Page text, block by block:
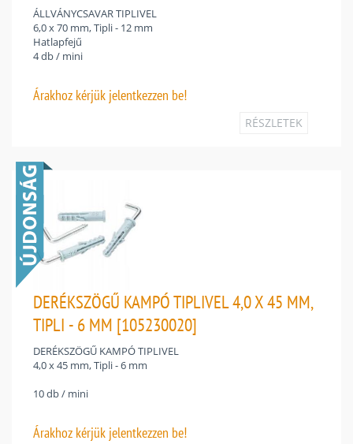
ÁLLVÁNYCSAVAR TIPLIVEL
6,0 x 70 mm, Tipli - 12 mm
Hatlapfejű
4 db / mini
Árakhoz kérjük jelentkezzen be!
RÉSZLETEK
DERÉKSZÖGŰ KAMPÓ TIPLIVEL 4,0 X 45 MM,
TIPLI - 6 MM [105230020]
DERÉKSZÖGŰ KAMPÓ TIPLIVEL
4,0 x 45 mm, Tipli - 6 mm
10 db / mini
Árakhoz kérjük jelentkezzen be!